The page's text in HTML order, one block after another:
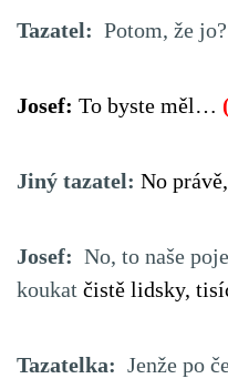
Tazatel: Potom, že jo?
Josef: To byste měl…
Jiný tazatel: No
Josef: No, to naše
koukat čistě lidsky,
Tazatelka: Jenže po